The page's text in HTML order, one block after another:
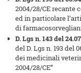
2004/28/CE recante
ed in particolare
di
D. Lgs n. 143 del
del D. Lgs n. 193 del
dei medicinali
2004/28/CE”